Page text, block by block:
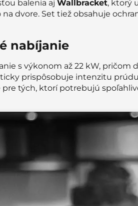
balenia aj Wallbracket, ktorý
na dvore. Set tiež obsahuje
nabíjanie
s výkonom až 22 kW, pričom
prispôsobuje intenzitu
tých, ktorí potrebujú